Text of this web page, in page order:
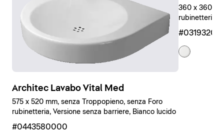
Architec Lavabo Vital Med
575 x 520 mm, senza Troppopieno, senza Foro
rubinetteria, Versione senza barriere, Bianco lucido
#0443580000
360 x 360
rubinetteria,